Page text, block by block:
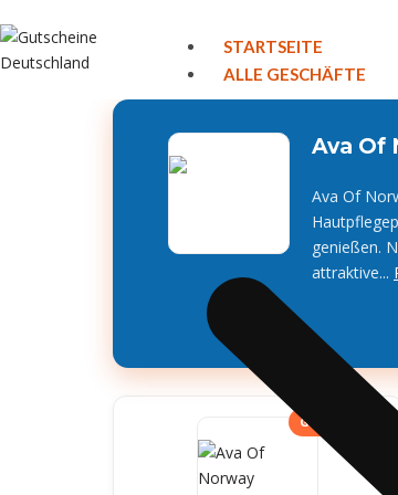
STARTSEITE
ALLE GESCHÄFTE
Ava Of
Ava Of
genießen.
attraktive...